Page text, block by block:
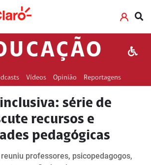
Vídeos Opinião Reportagens
série de
recursos e
pedagógicas
professores, psicopedagogos,